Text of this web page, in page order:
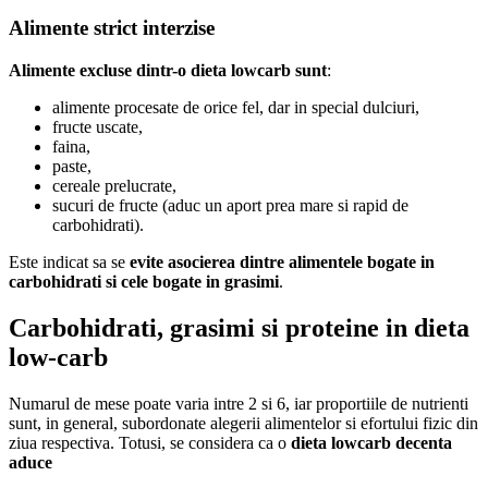
Alimente strict interzise
Alimente excluse dintr-o dieta lowcarb sunt:
alimente procesate de orice fel, dar in special dulciuri,
fructe uscate,
faina,
paste,
cereale prelucrate,
sucuri de fructe (aduc un aport prea mare si rapid de
carbohidrati).
Este indicat sa se evite asocierea dintre alimentele bogate in
carbohidrati si cele bogate in grasimi.
Carbohidrati, grasimi si proteine in dieta
low-carb
Numarul de mese poate varia intre 2 si 6, iar proportiile de nutrienti
sunt, in general, subordonate alegerii alimentelor si efortului fizic din
ziua respectiva. Totusi, se considera ca o dieta lowcarb decenta
aduce